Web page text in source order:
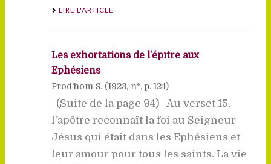
LIRE L'ARTICLE
Les exhortations de l’épître aux
Ephésiens
Prod'hom S. (1928, n°, p. 124)
(Suite de la page 94) Au verset 15,
l’apôtre reconnaît la foi au Seigneur
Jésus qui était dans les Ephésiens et
leur amour pour tous les saints. La vie